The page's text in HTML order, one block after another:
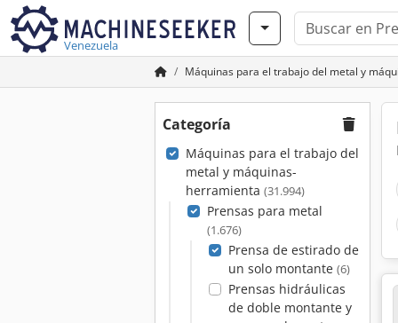
Venezuela
Máquinas para el trabajo del metal y
Categoría
Máquinas para el trabajo del
metal y máquinas-
herramienta (31.994)
Prensas para metal
(1.676)
Prensa de estirado de
un solo montante (6)
Prensas hidráulicas
de doble montante y